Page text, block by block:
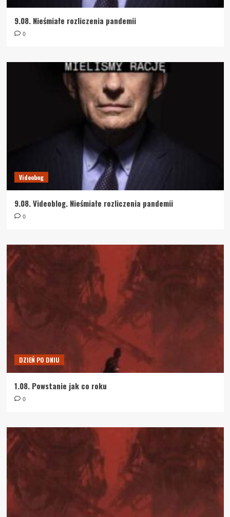
9.08. Nieśmiałe rozliczenia pandemii
0
Videobog
9.08. Videoblog. Nieśmiałe rozliczenia pandemii
0
DZIEŃ PO DNIU
1.08. Powstanie jak co roku
0